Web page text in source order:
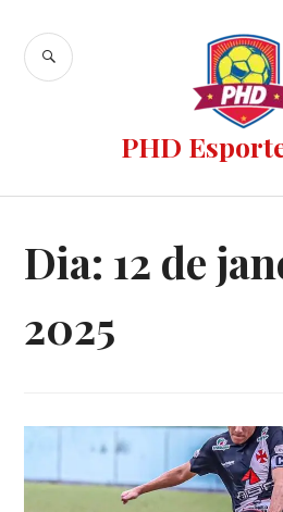
PHD
Dia: 12 de
2025